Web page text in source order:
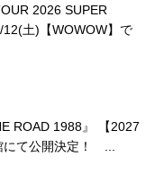
2026 SUPER
土)【WOWOW】で
ROAD 1988』 【2027
にて公開決定！ ...